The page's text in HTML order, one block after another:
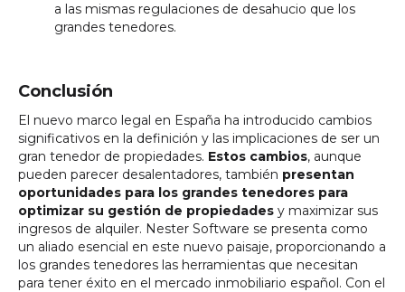
a las mismas regulaciones de desahucio que los
grandes tenedores.
Conclusión
El nuevo marco legal en España ha introducido cambios
significativos en la definición y las implicaciones de ser un
gran tenedor de propiedades. Estos cambios, aunque
pueden parecer desalentadores, también presentan
oportunidades para los grandes tenedores para
optimizar su gestión de propiedades y maximizar sus
ingresos de alquiler. Nester Software se presenta como
un aliado esencial en este nuevo paisaje, proporcionando a
los grandes tenedores las herramientas que necesitan
para tener éxito en el mercado inmobiliario español. Con el